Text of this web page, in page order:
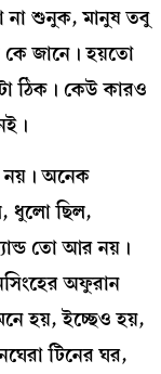
না শুনুক, মানুষ তবু
কে জানে। হয়তো
ঠিক। কেউ কারও
নয়। অনেক
ধুলো ছিল,
তো আর নয়।
অফুরান
হয়, ইচ্ছেও হয়,
টিনের ঘর,